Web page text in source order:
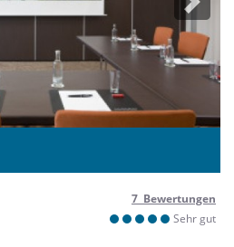
Next
7 Bewertungen
Sehr gut